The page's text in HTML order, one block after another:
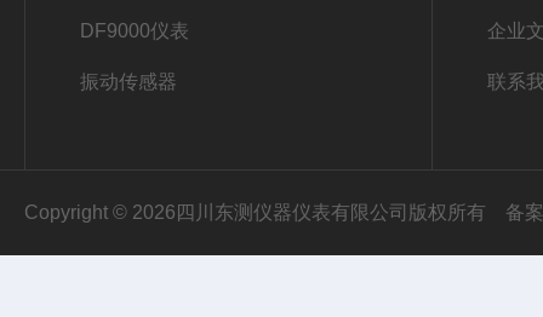
DF9000仪表
振动传感器
企业
联系
Copyright © 2026四川东测仪器仪表有限公司版权所有 备